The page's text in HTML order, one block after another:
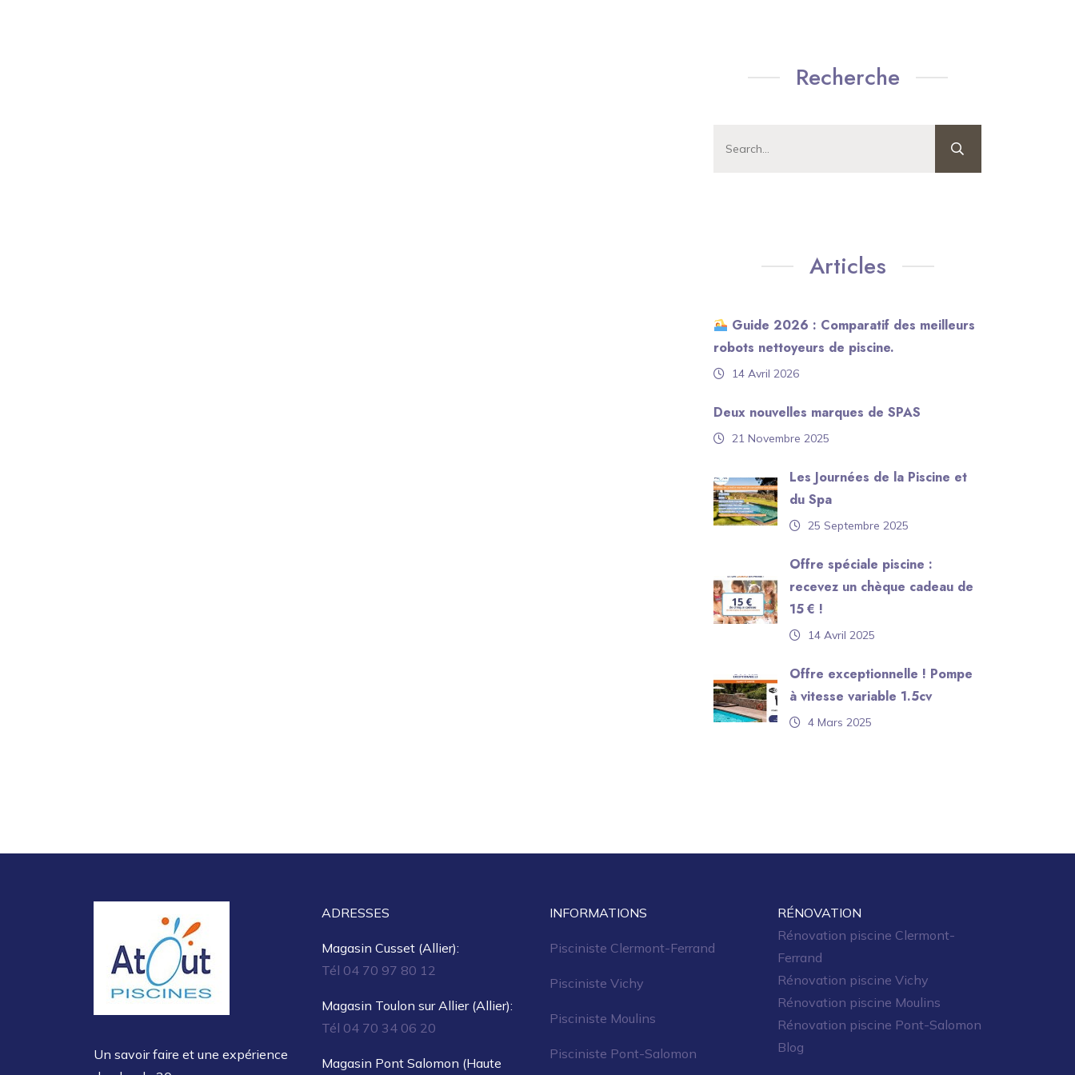
Recherche
Articles
Guide 2026 : Comparatif des meilleurs
robots nettoyeurs de piscine.
14 Avril 2026
Deux nouvelles marques de SPAS
21 Novembre 2025
Les Journées de la Piscine et
du Spa
25 Septembre 2025
Offre spéciale piscine :
recevez un chèque cadeau de
15 € !
14 Avril 2025
Offre exceptionnelle ! Pompe
à vitesse variable 1.5cv
4 Mars 2025
Un savoir faire et une expérience
ADRESSES
Magasin Cusset (Allier):
Tél 04 70 97 80 12
Magasin Toulon sur Allier (Allier):
Tél 04 70 34 06 20
Magasin Pont Salomon (Haute
INFORMATIONS
Pisciniste Clermont-Ferrand
Pisciniste Vichy
Pisciniste Moulins
Pisciniste Pont-Salomon
RÉNOVATION
Rénovation piscine Clermont-
Ferrand
Rénovation piscine Vichy
Rénovation piscine Moulins
Rénovation piscine Pont-Salomon
Blog